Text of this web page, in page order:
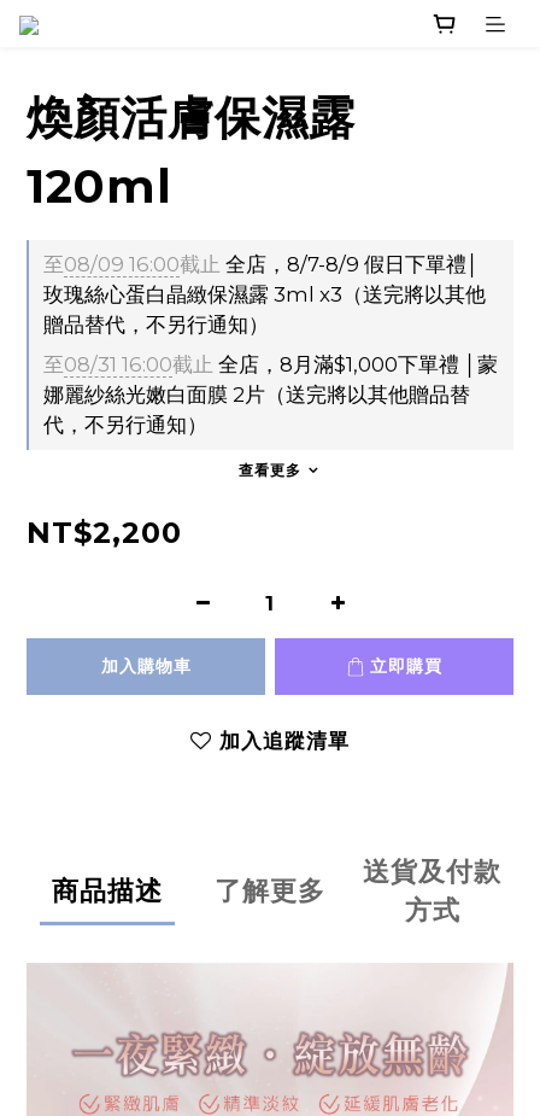
煥顏活膚保濕露
120ml
至08/09 16:00截止 全店，8/7-8/9 假日下單禮│
玫瑰絲心蛋白晶緻保濕露 3ml x3（送完將以其他
贈品替代，不另行通知）
至08/31 16:00截止 全店，8月滿$1,000下單禮 │蒙
娜麗紗絲光嫩白面膜 2片（送完將以其他贈品替
代，不另行通知）
查看更多
NT$2,200
加入購物車 立即購買
加入追蹤清單
商品描述 了解更多
送貨及付款
方式